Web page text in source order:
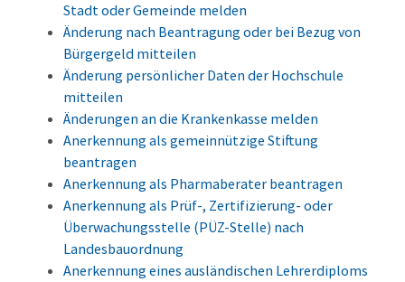
Stadt oder Gemeinde melden
Änderung nach Beantragung oder bei Bezug von
Bürgergeld mitteilen
Änderung persönlicher Daten der Hochschule
mitteilen
Änderungen an die Krankenkasse melden
Anerkennung als gemeinnützige Stiftung
beantragen
Anerkennung als Pharmaberater beantragen
Anerkennung als Prüf-, Zertifizierung- oder
Überwachungsstelle (PÜZ-Stelle) nach
Landesbauordnung
Anerkennung eines ausländischen Lehrerdiploms